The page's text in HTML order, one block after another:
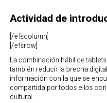
Actividad de
[/efscolumn]
[/efsrow]
La combinación hábil de
también reducir la brecha
información con la que se
compartida por todos ellos
cultural.